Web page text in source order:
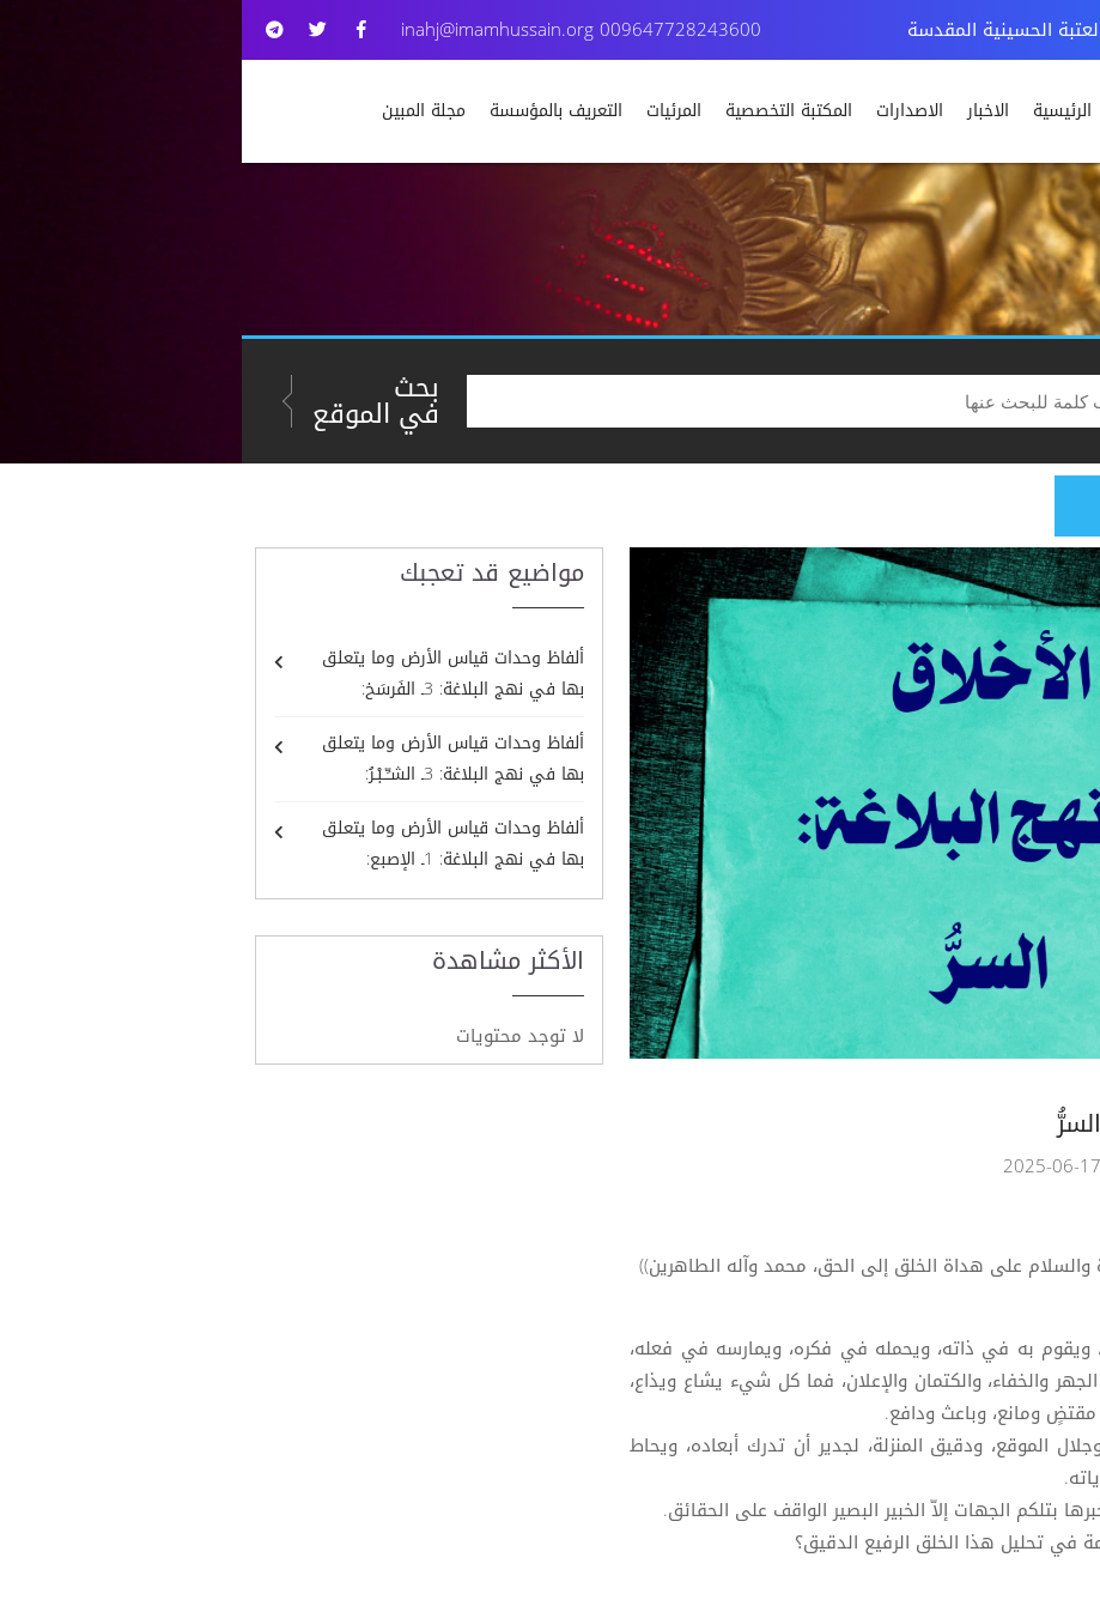
الحسينية المقدسة 009647728243600
inahj@imamhussain.org
الرئيسية الاخبار الاصدارات المكتبة التخصصية المرئيات التعريف بالمؤسسة مجلة المبين
بحث
في الموقع
والسلام على هداة الخلق إلى الحق، محمد وآله الطاهرين))
ويقوم به في ذاته، ويحمله في فكره، ويمارسه في فعله،
والخفاء، والكتمان والإعلان، فما كل شيء يشاع ويذاع،
ومانع، وباعث ودافع.
الموقع، ودقيق المنزلة، لجدير أن تدرك أبعاده، ويحاط
بتلكم الجهات إلاّ الخبير البصير الواقف على الحقائق.
في تحليل هذا الخلق الرفيع الدقيق؟
مواضيع قد تعجبك
ألفاظ وحدات قياس الأرض وما يتعلق
بها في نهج البلاغة: 3ـ الفَرسَخ:
ألفاظ وحدات قياس الأرض وما يتعلق
بها في نهج البلاغة: 3ـ الشـِّــبْـرُ:
ألفاظ وحدات قياس الأرض وما يتعلق
بها في نهج البلاغة: 1ـ الإصبع:
الأكثر مشاهدة
لا توجد محتويات